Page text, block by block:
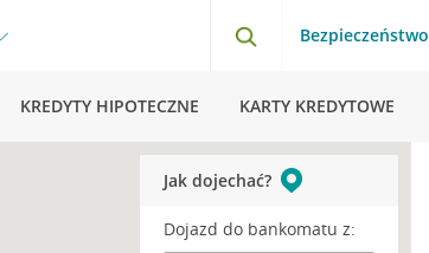
Bezpieczeństwo
KREDYTY HIPOTECZNE KARTY KREDYTOWE
Jak dojechać?
Dojazd do bankomatu z: